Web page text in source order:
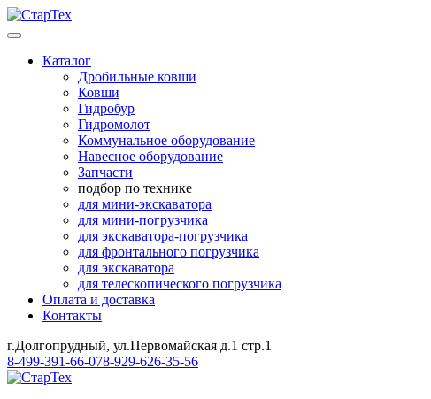
Каталог
Дробильные ковши
Ковши
Гидробур
Гидромолот
Коммунальное оборудование
Навесное оборудование
Запчасти
подбор по технике
для мини-экскаватора
для мини-погрузчика
для экскаватора-погрузчика
для фронтального погрузчика
для экскаватора
для телескопического погрузчика
Оплата и доставка
Контакты
г.Долгопрудный, ул.Первомайская д.1 стр.1
8-499-391-66-078-929-626-35-56